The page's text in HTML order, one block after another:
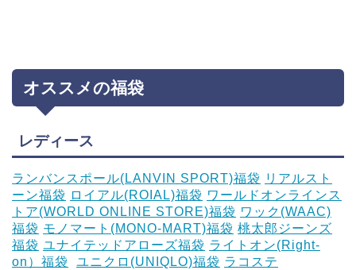
オススメの福袋
レディース
ランバンスポール(LANVIN SPORT)福袋 リアルスト
ーン福袋 ロイアル(ROIAL)福袋 ワールドオンラインス
トア(WORLD ONLINE STORE)福袋 ワック(WAAC)
福袋 モノマート(MONO-MART)福袋 桃太郎ジーンズ
福袋 ユナイテッドアローズ福袋 ライトオン(Right-
on）福袋
ユニクロ(UNIQLO)福袋 ラコステ